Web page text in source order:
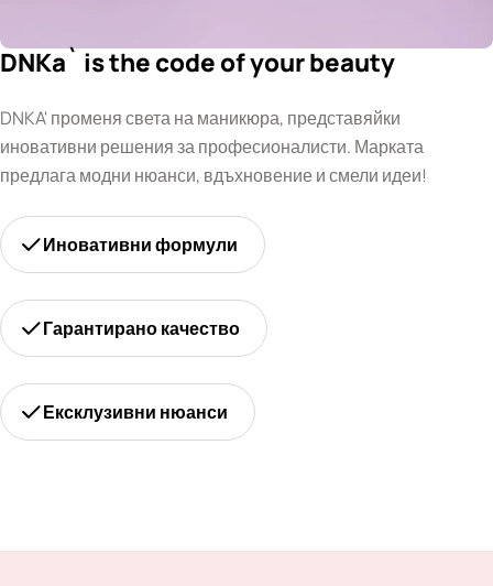
DNKa` is the code of your beauty
DNKA' променя света на маникюра, представяйки
иновативни решения за професионалисти. Марката
предлага модни нюанси, вдъхновение и смели идеи!
Иновативни формули
Гарантирано качество
Ексклузивни нюанси